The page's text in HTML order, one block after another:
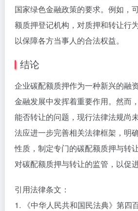
国家绿色金融政策的要求。例如，
额质押登记机构，对质押和转让行
以保障各方当事人的合法权益。
结论
企业碳配额质押作为一种新兴的融
金融发展中发挥着重要作用。然而
能否转让的问题，现行法律法规尚
法应进一步完善相关法律框架，明
性质，制定专门的碳配额质押与转
对碳配额质押与转让的监管，以促
引用法律条文：
1. 《中华人民共和国民法典》第四